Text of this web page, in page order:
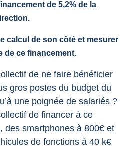
de 5,2% de la
calcul de son côté et mesurer
de ce financement.
de ne faire bénéficier
gros postes du budget du
une poignée de salariés ?
de financer à ce
des smartphones à 800€ et
de fonctions à 40 k€